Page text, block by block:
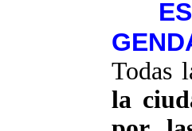
Todas
la